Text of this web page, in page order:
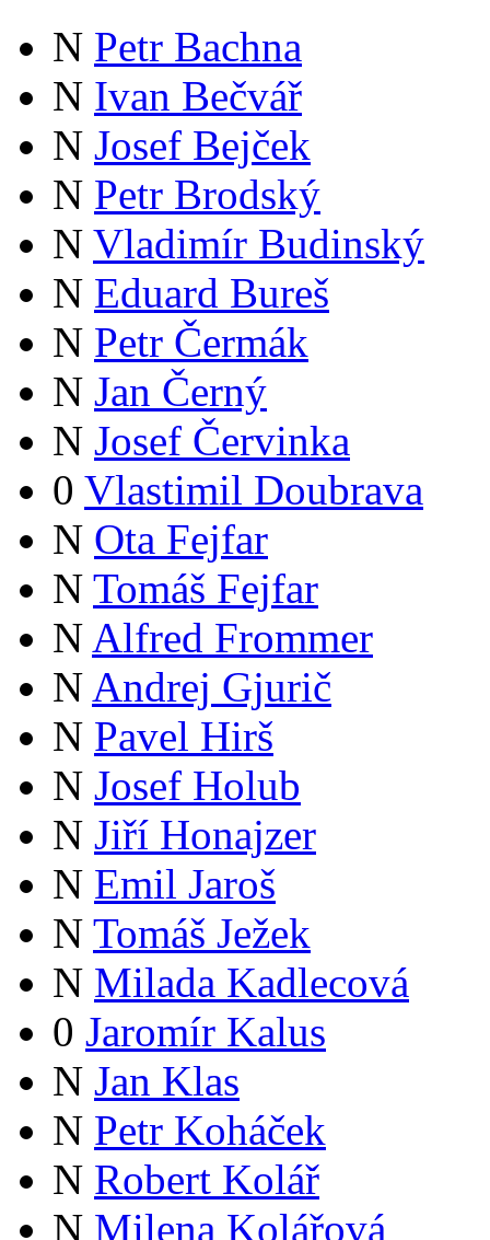
N Petr Bachna
N Ivan Bečvář
N Josef Bejček
N Petr Brodský
N Vladimír Budinský
N Eduard Bureš
N Petr Čermák
N Jan Černý
N Josef Červinka
0 Vlastimil Doubrava
N Ota Fejfar
N Tomáš Fejfar
N Alfred Frommer
N Andrej Gjurič
N Pavel Hirš
N Josef Holub
N Jiří Honajzer
N Emil Jaroš
N Tomáš Ježek
N Milada Kadlecová
0 Jaromír Kalus
N Jan Klas
N Petr Koháček
N Robert Kolář
N Milena Kolářová